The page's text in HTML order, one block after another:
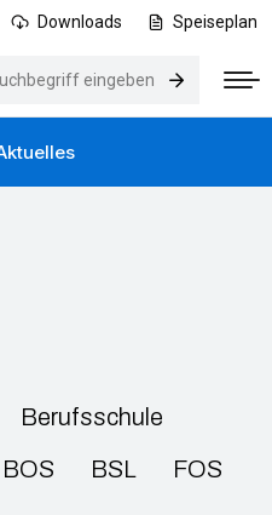
Downloads Speiseplan
sich hier:
Berufsschule
BOS BSL FOS